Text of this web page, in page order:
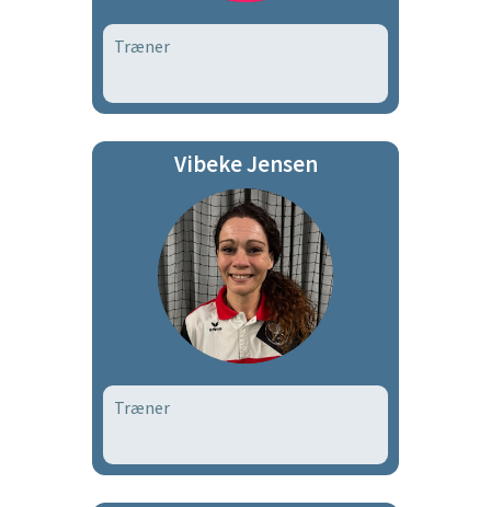
Træner
Vibeke Jensen
Træner